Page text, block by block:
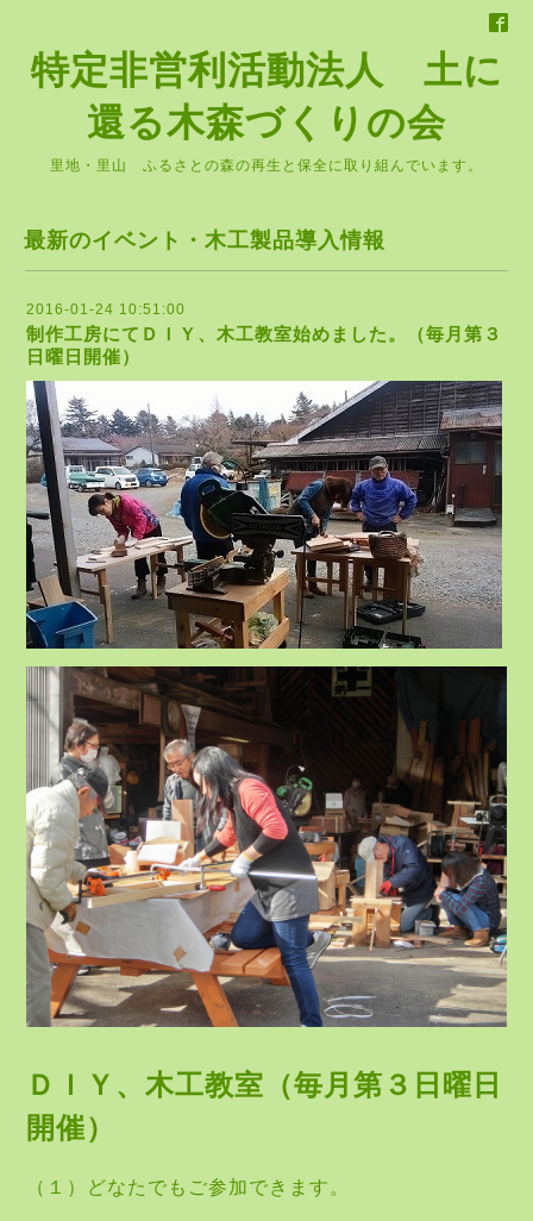
特定非営利活動法人 土に
還る木森づくりの会
里地・里山 ふるさとの森の再生と保全に取り組んでいます。
最新のイベント・木工製品導入情報
2016-01-24 10:51:00
制作工房にてＤＩＹ、木工教室始めました。（毎月第３
日曜日開催）
ＤＩＹ、木工教室（毎月第３日曜日
開催）
（１）どなたでもご参加できます。